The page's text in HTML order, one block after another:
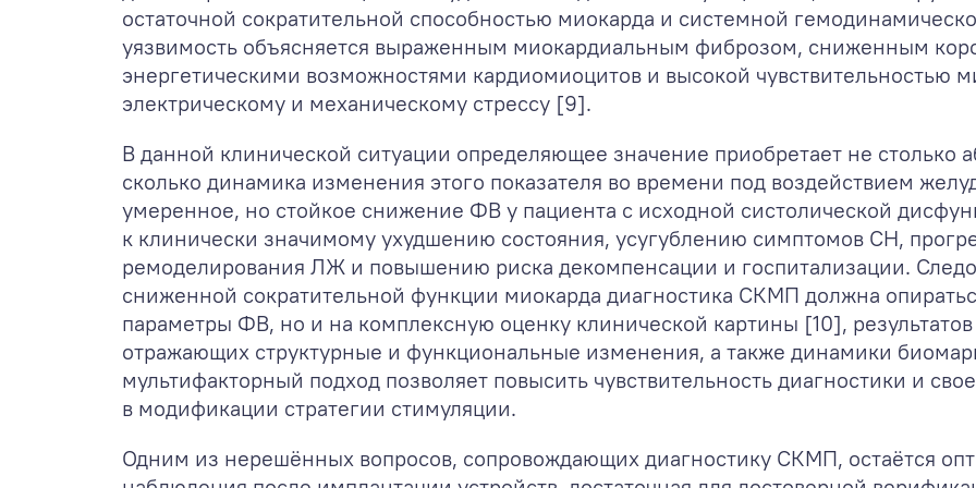
остаточной сократительной способностью миокарда и системной
уязвимость объясняется выраженным миокардиальным фиброзом, сниженным
энергетическими возможностями кардиомиоцитов и высокой чувствительностью
электрическому и механическому стрессу [9].
В данной клинической ситуации определяющее значение приобретает не
сколько динамика изменения этого показателя во времени под воздействием
умеренное, но стойкое снижение ФВ у пациента с исходной систолической
к клинически значимому ухудшению состояния, усугублению симптомов СН,
ремоделирования ЛЖ и повышению риска декомпенсации и госпитализации.
сниженной сократительной функции миокарда диагностика СКМП должна
параметры ФВ, но и на комплексную оценку клинической картины [10],
отражающих структурные и функциональные изменения, а также динамики
мультифакторный подход позволяет повысить чувствительность диагностики и
в модификации стратегии стимуляции.
Одним из нерешённых вопросов, сопровождающих диагностику СКМП, остаётся